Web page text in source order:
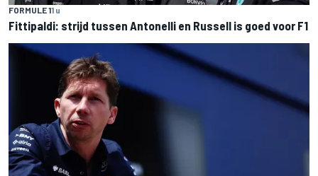
FORMULE 11 u
Fittipaldi: strijd tussen Antonelli en Russell is goed voor F1